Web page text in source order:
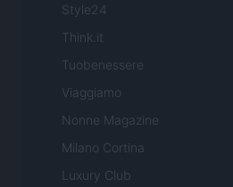
Style24
Think.it
Tuobenessere
Viaggiamo
Nonne Magazine
Milano Cortina
Luxury Club